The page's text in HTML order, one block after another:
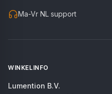
Ma-Vr NL support
WINKELINFO
Lumention B.V.